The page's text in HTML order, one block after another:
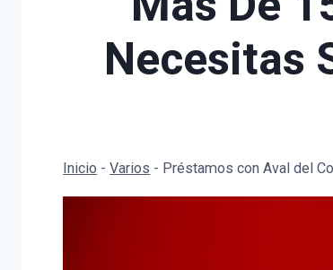
Necesitas
Inicio -Varios - Préstamos con Aval del